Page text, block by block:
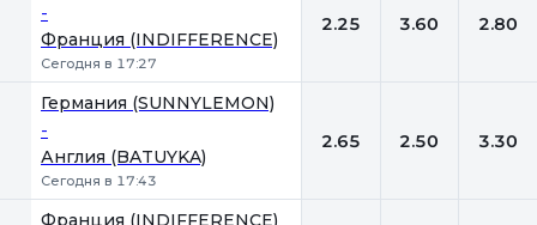
-
Франция (INDIFFERENCE)
Сегодня в 17:27
2.25 3.60 2.80
Германия (SUNNYLEMON)
-
Англия (BATUYKA)
Сегодня в 17:43
2.65 2.50 3.30
Франция (INDIFFERENCE)